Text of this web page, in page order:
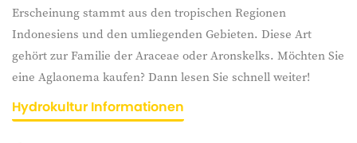
Erscheinung stammt aus den tropischen Regionen
Indonesiens und den umliegenden Gebieten. Diese Art
gehört zur Familie der Araceae oder Aronskelks. Möchten Sie
eine Aglaonema kaufen? Dann lesen Sie schnell weiter!
Hydrokultur Informationen